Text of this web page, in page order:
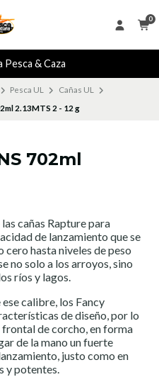
0
Pesca & Caza
Pesca UL
Cañas UL
2.13MTS 2 - 12 g
702ml
cañas Rapture para
de lanzamiento que se
cero hasta niveles de peso
no solo a los arroyos, sino
ríos y lagos.
calibre, los Fancy
de diseño, por lo
frontal de corcho, en forma
de la mano un fuerte
justo como en
y potentes.